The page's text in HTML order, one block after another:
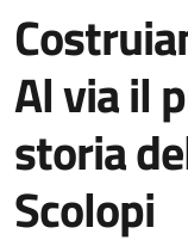
Al via il
storia
Scolopi